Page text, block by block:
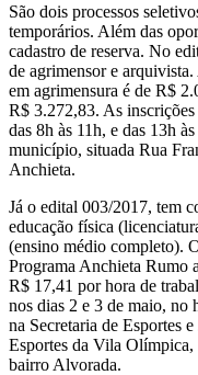
São dois processos
temporários. Além das
cadastro de reserva. No
de agrimensor e
em agrimensura é de R$
R$ 3.272,83. As
das 8h às 11h, e das 13h
município, situada Rua
Anchieta.
Já o edital 003/2017, tem
educação física
(ensino médio completo).
Programa Anchieta Rumo
R$ 17,41 por hora de
nos dias 2 e 3 de maio, no
na Secretaria de Esportes
Esportes da Vila
bairro Alvorada.